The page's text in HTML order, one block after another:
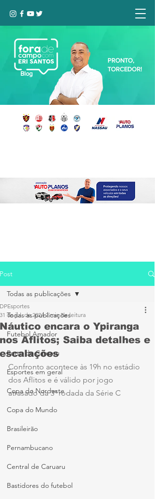
Blog
PRONTO,
TORCEDOR!
Post
Todas as publicações
Futebol Amador
Porto de Caruaru
Esportes em geral
Copa do Nordeste
Copa do Mundo
Brasileirão
Pernambucano
Central de Caruaru
Bastidores do futebol
Todas as publicações
Náutico encara o Ypiranga
nos Aflitos; Saiba detalhes e
escalações
DPEsportes
31 de jul. de 2024 2 min de leitura
Confronto acontece às 19h no estádio
dos Aflitos e é válido por jogo
atrasado da 3ª rodada da Série C